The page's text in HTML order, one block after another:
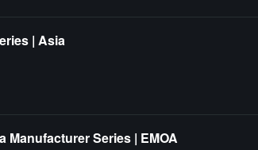
| Asia
Manufacturer Series | EMOA